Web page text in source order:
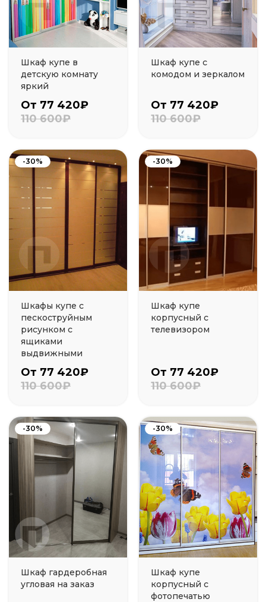
Шкаф купе в
детскую комнату
яркий
От 77 420₽
110 600₽
Шкаф купе с
комодом и зеркалом
От 77 420₽
110 600₽
-30%
Шкафы купе с
пескоструйным
рисунком с
ящиками
выдвижными
От 77 420₽
110 600₽
-30%
Шкаф купе
корпусный с
телевизором
От 77 420₽
110 600₽
-30%
Шкаф гардеробная
угловая на заказ
-30%
Шкаф купе
корпусный с
фотопечатью